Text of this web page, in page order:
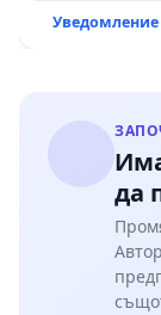
Мирово -
Уведомление
да